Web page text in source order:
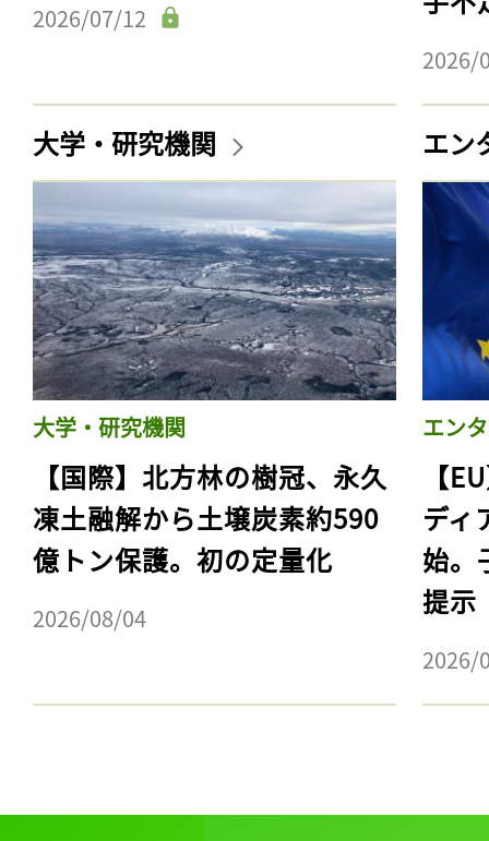
2026/07/12
2026/
大学・研究機関
大学・研究機関
【国際】北方林の樹冠、永久
凍土融解から土壌炭素約590
億トン保護。初の定量化
2026/08/04
エン
エン
【
ディ
始。
提示
2026/